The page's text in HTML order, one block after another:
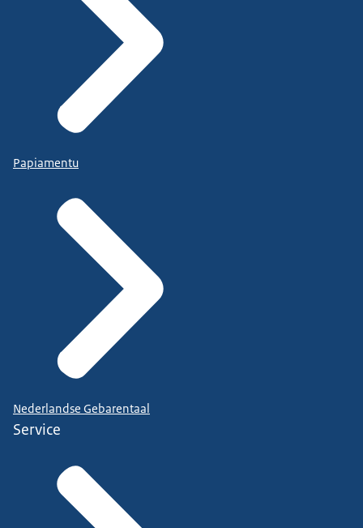
Papiamentu
Nederlandse Gebarentaal
Service